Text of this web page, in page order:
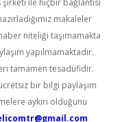
ile hiçbir bağlantısı
makaleler
niteliği taşımamakta
yapılmamaktadır.
tamamen tesadüfidir.
bir bilgi paylaşım
aykırı olduğunu